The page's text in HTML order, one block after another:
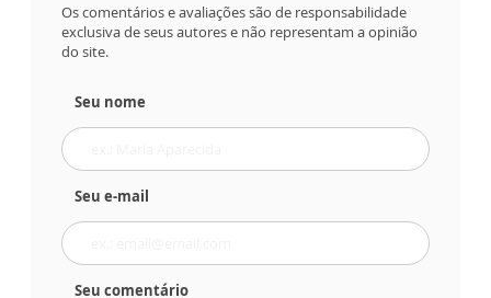
Os comentários e avaliações são de responsabilidade
exclusiva de seus autores e não representam a opinião
do site.
Seu nome
Seu e-mail
Seu comentário